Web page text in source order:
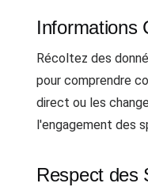
Informations
Récoltez des
pour comprendre
direct ou les
l'engagement des
Respect des